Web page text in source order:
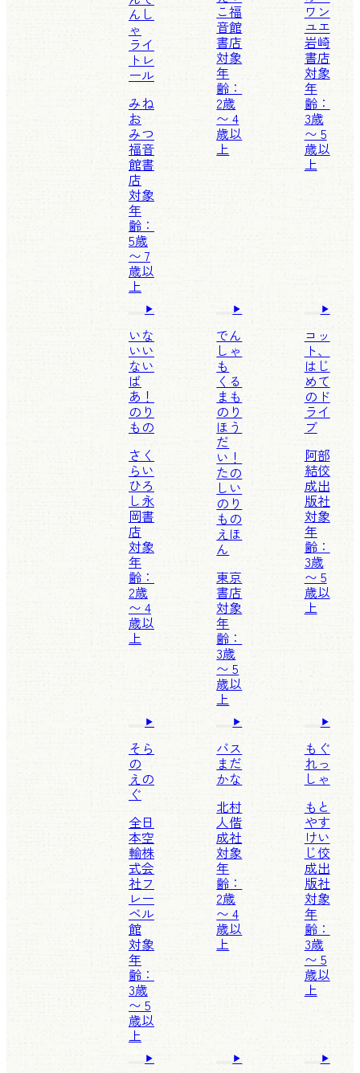
んし
ゃ
ライ
トレ
ール
みね
お
みつ
福音
館書
店
対象
年
齢：
5歳
〜 7
歳以
上
こ福
音館
書店
対象
年
齢：
2歳
〜 4
歳以
上
ワン
ユエ
岩崎
書店
対象
年
齢：
3歳
〜 5
歳以
上
いな
いい
ない
ば
あ！
のり
もの
さく
らい
ひろ
し永
岡書
店
対象
年
齢：
2歳
〜 4
歳以
上
でん
しゃ
も
くる
まも
のり
ほう
だ
い！
たの
しい
のり
もの
えほ
ん
東京
書店
対象
年
齢：
3歳
〜 5
歳以
上
コッ
ト、
はじ
めて
のド
ライ
ブ
阿部
結佼
成出
版社
対象
年
齢：
3歳
〜 5
歳以
上
そら
の
えの
ぐ
全日
本空
輸株
式会
社フ
レー
ベル
館
対象
年
齢：
3歳
〜 5
歳以
上
バス
まだ
かな
北村
人偕
成社
対象
年
齢：
2歳
〜 4
歳以
上
もぐ
れっ
しゃ
もと
やす
けい
じ佼
成出
版社
対象
年
齢：
3歳
〜 5
歳以
上